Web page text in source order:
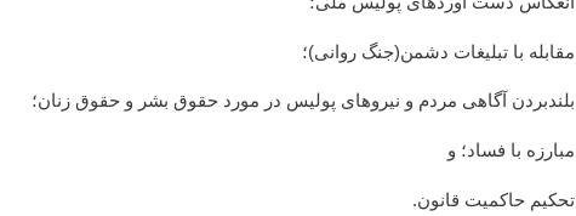
مقابله با تبلیغات دشمن(جنگ روانی)؛
بلندبردن آگاهی مردم و نیروهای پولیس در مورد حقوق بشر و حقوق زنان؛
مبارزه با فساد؛ و
تحکیم حاکمیت قانون.